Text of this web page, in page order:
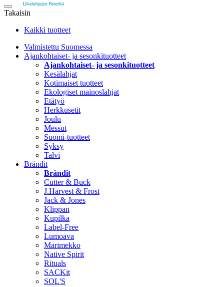
Takaisin
Kaikki tuotteet
Valmistettu Suomessa
Ajankohtaiset- ja sesonkituotteet
Ajankohtaiset- ja sesonkituotteet
Kesälahjat
Kotimaiset tuotteet
Ekologiset mainoslahjat
Etätyö
Herkkusetit
Joulu
Messut
Suomi-tuotteet
Syksy
Talvi
Brändit
Brändit
Cutter & Buck
J.Harvest & Frost
Jack & Jones
Klippan
Kupilka
Label-Free
Lumoava
Marimekko
Native Spirit
Rituals
SACKit
SOL'S